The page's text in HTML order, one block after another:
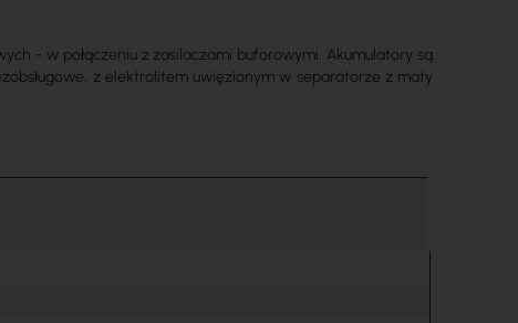
- w połączeniu z zasilaczami buforowymi. Akumulatory są
z elektrolitem uwięzionym w separatorze z maty